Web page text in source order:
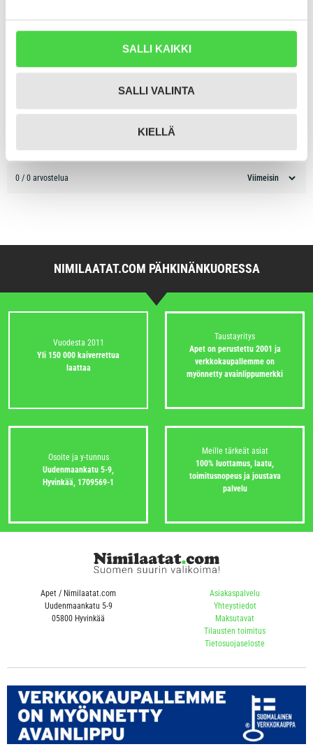
SALLI KAIKKI
SALLI VALINTA
KIELLÄ
4 tähteä
0%
2 tähteä
0%
0 / 0 arvostelua
NIMILAATAT.COM PÄHKINÄNKUORESSA
Vuodesta 2011
Yli 150 000 kaiverrettua
laattaa
Taustayritys
Apet on perustettu 2001 ja
verkkokaupallemme on
myönnetty avainlippumerkki
Osoite ja y-tunnus
Uudenmaankatu 5-9,
Hyvinkää, 1709569-1
Meille tärkeät asiat
100% luottamus, laatu,
toimitusnopeus ja joustava
palvelu
Apet / Nimilaatat.com
Uudenmaankatu 5-9
05800 Hyvinkää
Asiakaspalvelu
Yhteystiedot
Maksutavat
Tilausten toimitus
Tietosuojaseloste